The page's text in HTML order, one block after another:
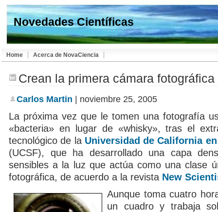
Novedades Científicas
Home Acerca de NovaCiencia
Crean la primera cámara
Carlos Martin | noviembre 25, 2005
La próxima vez que le tomen una fotografía
«bacteria» en lugar de «whisky», tras el
tecnológico de la Universidad de California
(UCSF), que ha desarrollado una capa
sensibles a la luz que actúa como una clase
fotográfica, de acuerdo a la revista New
Aunque toma cuatro
un cuadro y trabaja